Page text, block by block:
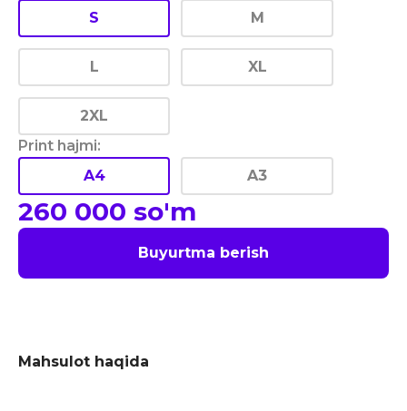
S
M
L XL
2XL
Print hajmi:
A4
A3
260 000 so'm
Buyurtma berish
Mahsulot haqida